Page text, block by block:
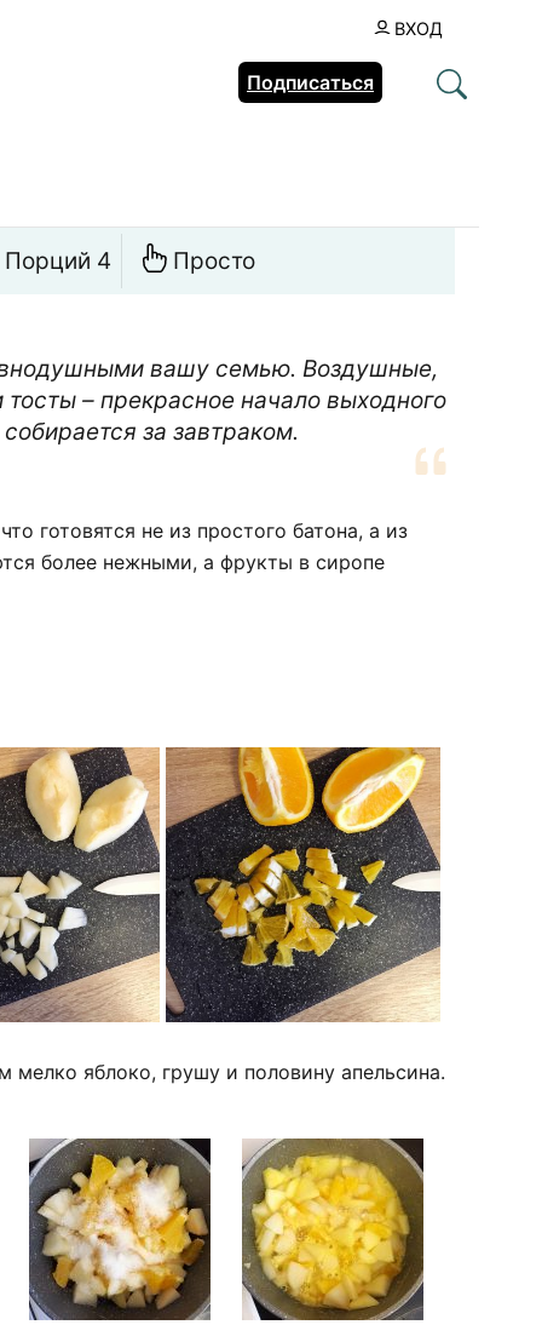
ВХОД
Подписаться
Порций 4 Просто
вашу семью. Воздушные,
– прекрасное начало выходного
за завтраком.
готовятся не из простого батона, а из
более нежными, а фрукты в сиропе
мелко яблоко, грушу и половину апельсина.